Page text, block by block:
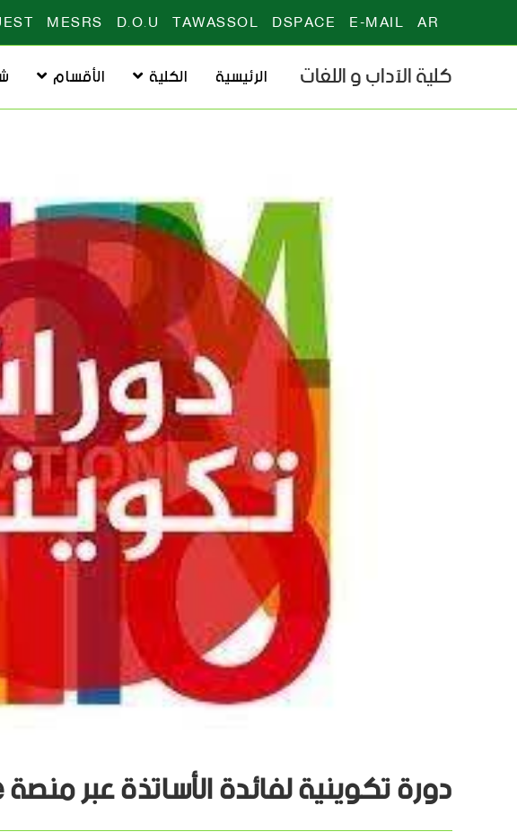
AR
E-MAIL
DSPACE
TAWASSOL
D.O.U
MESRS
كلية الآداب و اللغات الرئيسية الكلية الأقسام
دورة تكوينية لفائدة الأساتذة عبر منصة Moodle